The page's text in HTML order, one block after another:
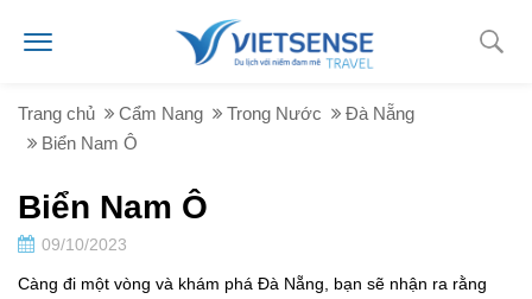
Trang chủ Cẩm Nang Trong Nước
Đà Nẵng
Biển Nam Ô
Biển Nam Ô
09/10/2023
Càng đi một vòng và khám phá Đà Nẵng, bạn sẽ nhận ra rằng